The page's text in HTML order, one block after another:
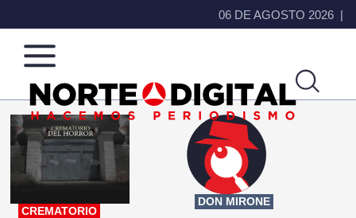
06 DE AGOSTO 2026
Norte
de
Ciudad
Más
que
noticias,
hacemos periodismo
CREMATORIO
DON MIRONE